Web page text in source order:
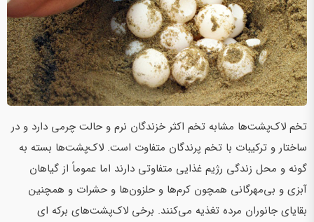
تخم لاک‌پشت‌ها مشابه تخم اکثر خزندگان نرم و حالت چرمی دارد و در
ساختار و ترکیبات با تخم پرندگان متفاوت است. لاک‌پشت‌ها بسته به
گونه و محل زندگی رژیم غذایی متفاوتی دارند اما عموماً از گیاهان
آبزی و بی‌مهرگانی همچون کرم‌ها و حلزون‌ها و حشرات و همچنین
بقایای جانوران مرده تغذیه می‌کنند. برخی لاک‌پشت‌های برکه ای